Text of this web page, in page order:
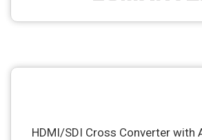
HDMI/SDI Cross Converter with